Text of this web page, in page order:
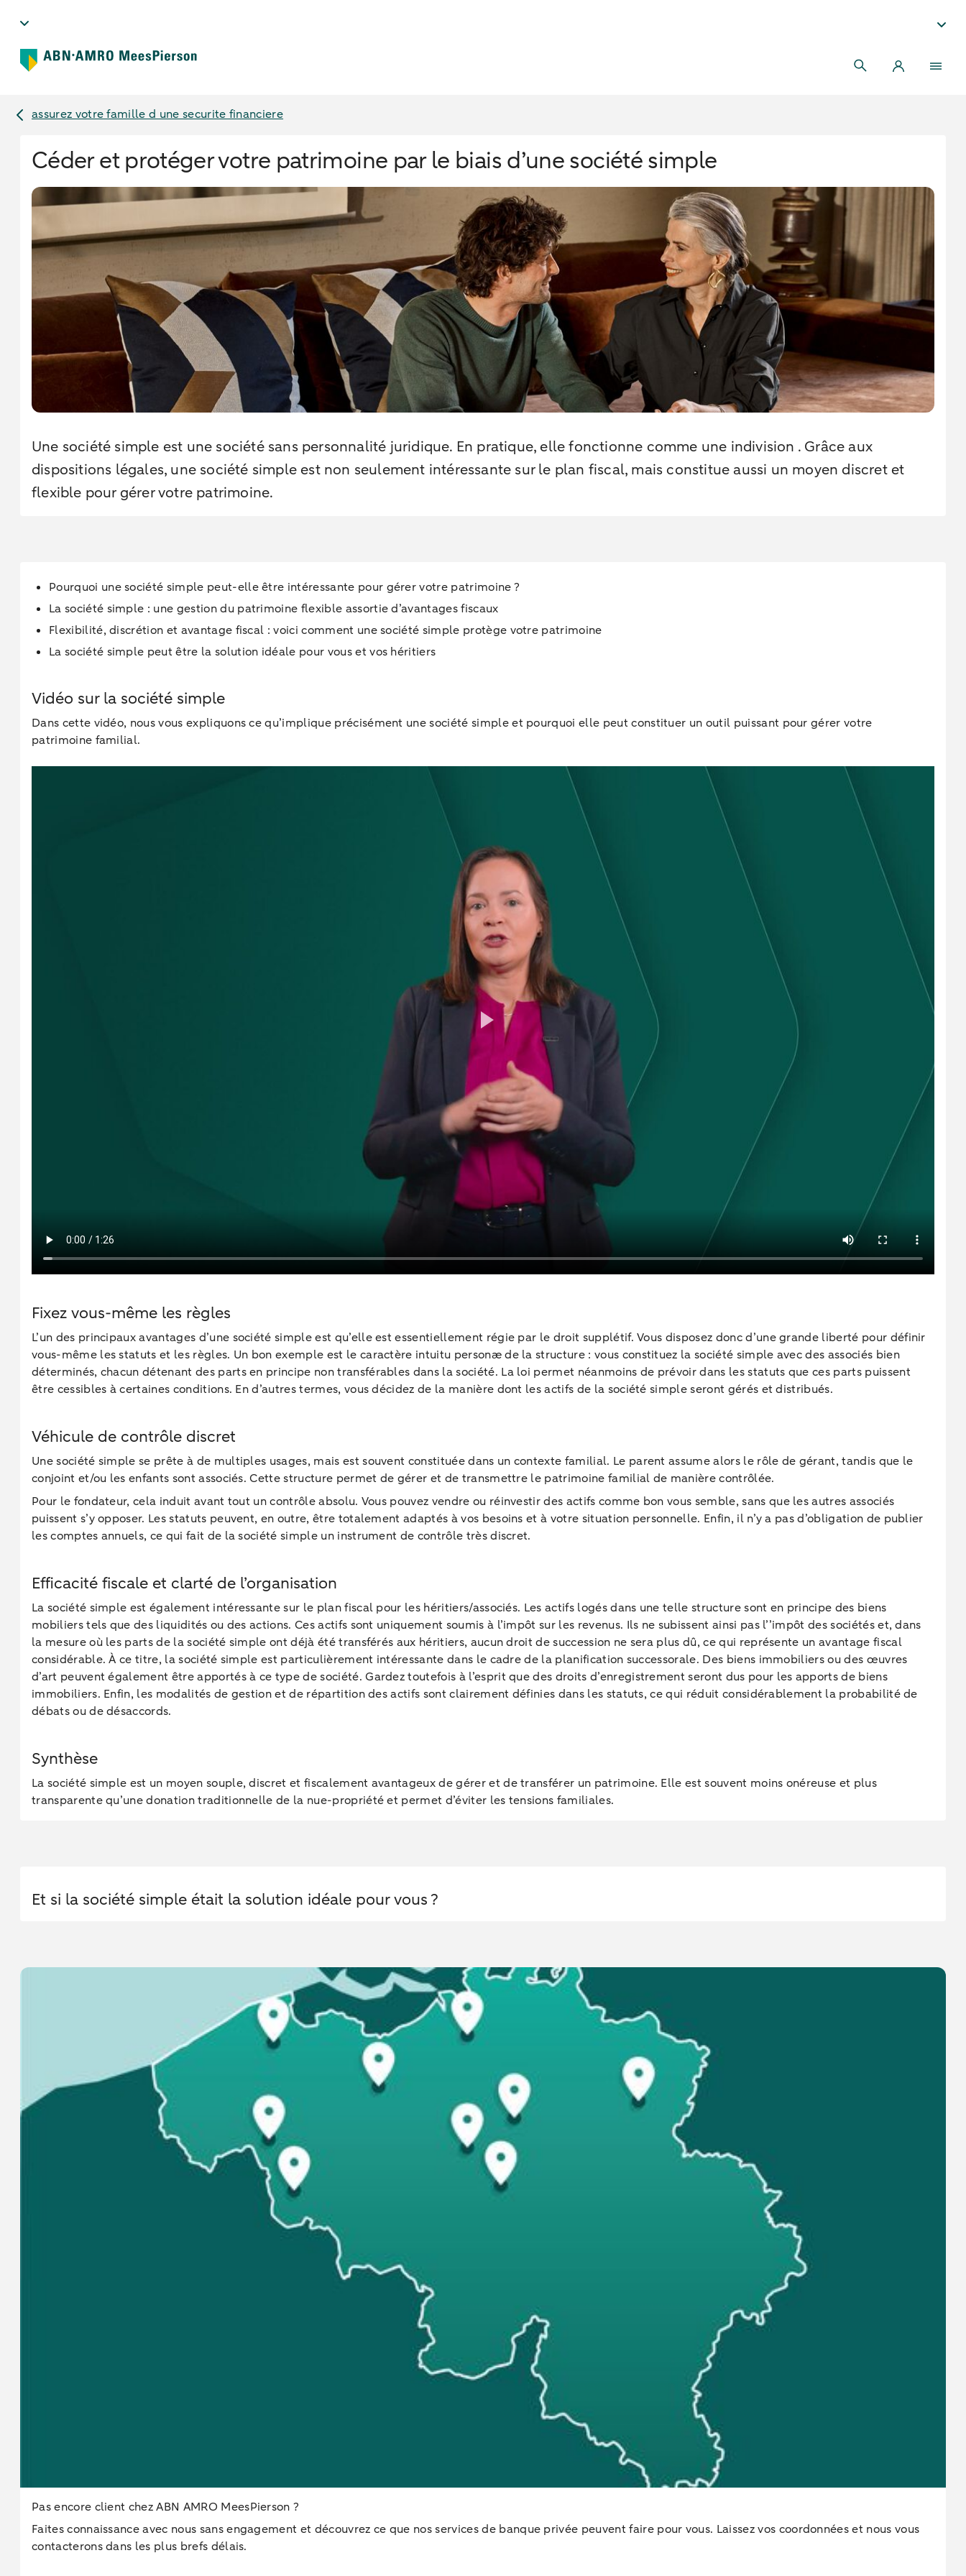
assurez votre famille d une securite financiere
Céder et protéger votre patrimoine par le biais d’une société simple
Une société simple est une société sans personnalité juridique. En pratique, elle fonctionne comme une indivision . Grâce aux
dispositions légales, une société simple est non seulement intéressante sur le plan fiscal, mais constitue aussi un moyen discret et
flexible pour gérer votre patrimoine.
Pourquoi une société simple peut-elle être intéressante pour gérer votre patrimoine ?
La société simple : une gestion du patrimoine flexible assortie d’avantages fiscaux
Flexibilité, discrétion et avantage fiscal : voici comment une société simple protège votre patrimoine
La société simple peut être la solution idéale pour vous et vos héritiers
Vidéo sur la société simple
Dans cette vidéo, nous vous expliquons ce qu’implique précisément une société simple et pourquoi elle peut constituer un outil puissant pour gérer votre
patrimoine familial.
Fixez vous-même les règles
L’un des principaux avantages d’une société simple est qu’elle est essentiellement régie par le droit supplétif. Vous disposez donc d’une grande liberté pour définir
vous-même les statuts et les règles. Un bon exemple est le caractère intuitu personæ de la structure : vous constituez la société simple avec des associés bien
déterminés, chacun détenant des parts en principe non transférables dans la société. La loi permet néanmoins de prévoir dans les statuts que ces parts puissent
être cessibles à certaines conditions. En d’autres termes, vous décidez de la manière dont les actifs de la société simple seront gérés et distribués.
Véhicule de contrôle discret
Une société simple se prête à de multiples usages, mais est souvent constituée dans un contexte familial. Le parent assume alors le rôle de gérant, tandis que le
conjoint et/ou les enfants sont associés. Cette structure permet de gérer et de transmettre le patrimoine familial de manière contrôlée.
Pour le fondateur, cela induit avant tout un contrôle absolu. Vous pouvez vendre ou réinvestir des actifs comme bon vous semble, sans que les autres associés
puissent s’y opposer. Les statuts peuvent, en outre, être totalement adaptés à vos besoins et à votre situation personnelle. Enfin, il n’y a pas d’obligation de publier
les comptes annuels, ce qui fait de la société simple un instrument de contrôle très discret.
Efficacité fiscale et clarté de l’organisation
La société simple est également intéressante sur le plan fiscal pour les héritiers/associés. Les actifs logés dans une telle structure sont en principe des biens
mobiliers tels que des liquidités ou des actions. Ces actifs sont uniquement soumis à l’impôt sur les revenus. Ils ne subissent ainsi pas l’’impôt des sociétés et, dans
la mesure où les parts de la société simple ont déjà été transférés aux héritiers, aucun droit de succession ne sera plus dû, ce qui représente un avantage fiscal
considérable. À ce titre, la société simple est particulièrement intéressante dans le cadre de la planification successorale. Des biens immobiliers ou des œuvres
d’art peuvent également être apportés à ce type de société. Gardez toutefois à l’esprit que des droits d’enregistrement seront dus pour les apports de biens
immobiliers. Enfin, les modalités de gestion et de répartition des actifs sont clairement définies dans les statuts, ce qui réduit considérablement la probabilité de
débats ou de désaccords.
Synthèse
La société simple est un moyen souple, discret et fiscalement avantageux de gérer et de transférer un patrimoine. Elle est souvent moins onéreuse et plus
transparente qu’une donation traditionnelle de la nue-propriété et permet d’éviter les tensions familiales.
Et si la société simple était la solution idéale pour vous ?
Pas encore client chez ABN AMRO MeesPierson ?
Faites connaissance avec nous sans engagement et découvrez ce que nos services de banque privée peuvent faire pour vous. Laissez vos coordonnées et nous vous
contacterons dans les plus brefs délais.